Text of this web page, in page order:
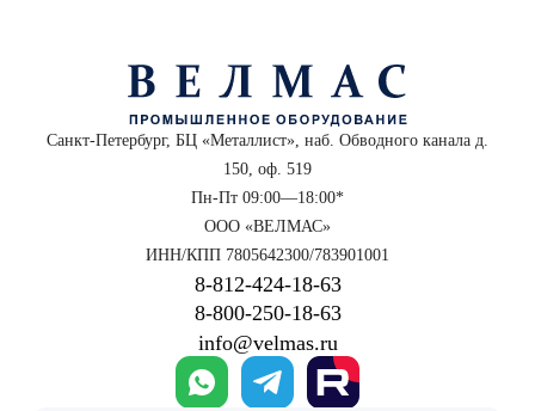
Санкт-Петербург, БЦ «Металлист», наб. Обводного канала д.
150, оф. 519
Пн-Пт 09:00—18:00*
ООО «ВЕЛМАС»
ИНН/КПП 7805642300/783901001
8‑812‑424‑18‑63
8‑800‑250‑18‑63
info@velmas.ru